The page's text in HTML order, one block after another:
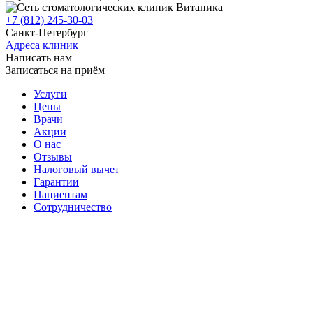
+7 (812) 245-30-03
Санкт-Петербург
Адреса клиник
Написать нам
Записаться на приём
Услуги
Цены
Врачи
Акции
О нас
Отзывы
Налоговый вычет
Гарантии
Пациентам
Сотрудничество